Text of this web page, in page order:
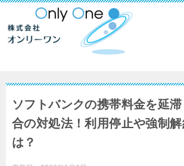
ソフトバンクの携帯料金を延
合の対処法！利用停止や強制
は？